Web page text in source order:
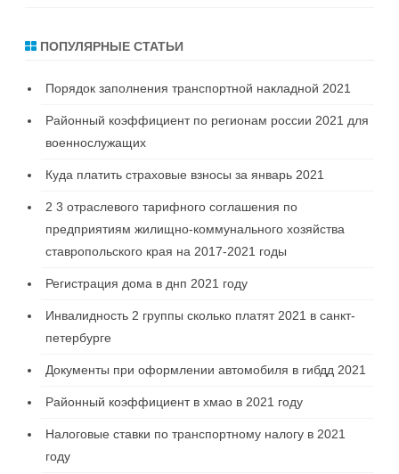
ПОПУЛЯРНЫЕ СТАТЬИ
Порядок заполнения транспортной накладной 2021
Районный коэффициент по регионам россии 2021 для
военнослужащих
Куда платить страховые взносы за январь 2021
2 3 отраслевого тарифного соглашения по
предприятиям жилищно-коммунального хозяйства
ставропольского края на 2017-2021 годы
Регистрация дома в днп 2021 году
Инвалидность 2 группы сколько платят 2021 в санкт-
петербурге
Документы при оформлении автомобиля в гибдд 2021
Районный коэффициент в хмао в 2021 году
Налоговые ставки по транспортному налогу в 2021
году